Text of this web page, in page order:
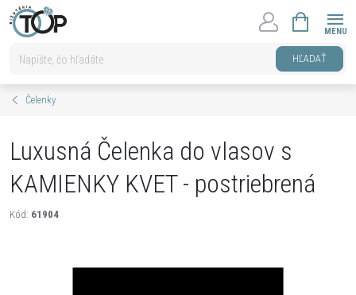
Prejsť
na
HĽADAŤ
KOŠÍK
Čelenky
Luxusná Čelenka do vlasov s
KAMIENKY KVET - postriebrená
Kód: 61904